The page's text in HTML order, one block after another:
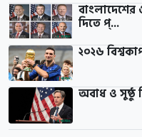
দিতে প্...
২০২৬
অবাধ ও সুষ্ঠু